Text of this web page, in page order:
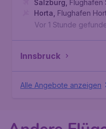
Salzburg Flughafen
Horta Flughafen
Vor 1 Stunde
Innsbruck
Alle Angebote anzeigen